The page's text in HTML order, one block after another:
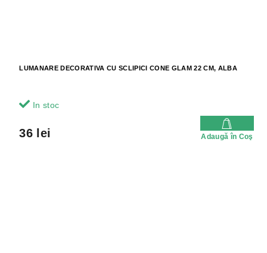
LUMANARE DECORATIVA CU SCLIPICI CONE GLAM 22 CM, ALBA
In stoc
36 lei Adaugă în Coş